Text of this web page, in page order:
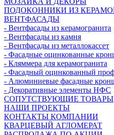
ПОДОКОННИКИ ИЗ
ВЕНТФАСАДЫ
- Вентфасады из керамогранита
- Вентфасады из камня
- Вентфасады из металлокассет
- Фасадные оцинкованные
- Кляммера для керамогранита
- Фасадный оцинкованный
- Алюминиевые фасадные
- Декоративные элементы НФС
СОПУТСТВУЮЩИЕ ТОВАРЫ
НАШИ ПРОЕКТЫ
КОНТАКТЫ КОМПАНИИ
КВАРЦЕВЫЙ АГЛОМЕРАТ